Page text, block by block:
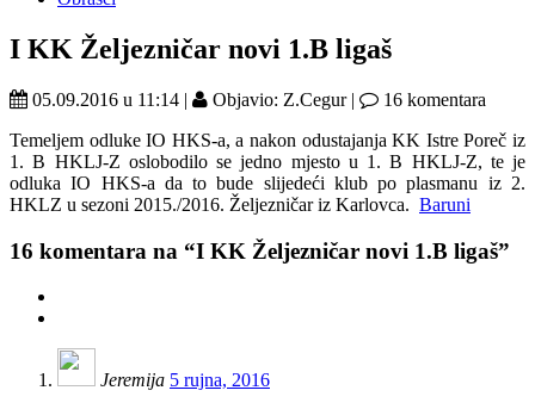
I KK Željezničar novi 1.B ligaš
05.09.2016 u 11:14 | Objavio: Z.Cegur |
16 komentara
Temeljem odluke IO HKS-a, a nakon odustajanja KK Istre Poreč iz
1. B HKLJ-Z oslobodilo se jedno mjesto u 1. B HKLJ-Z, te je
odluka IO HKS-a da to bude slijedeći klub po plasmanu iz 2.
HKLZ u sezoni 2015./2016. Željezničar iz Karlovca. Baruni
16 komentara na “I KK Željezničar novi 1.B ligaš”
Jeremija 5 rujna, 2016